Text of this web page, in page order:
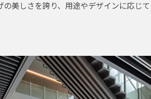
美しさを誇り、用途やデザインに応じ